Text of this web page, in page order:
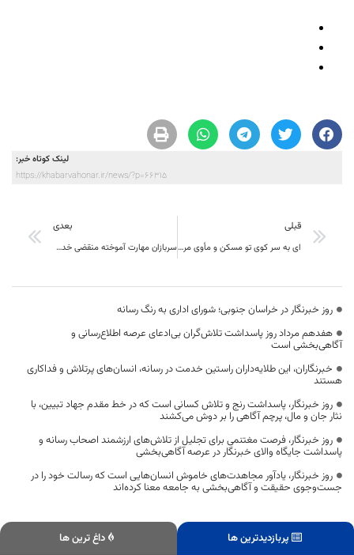
لینک کوتاه خبر:
https://khabarvahonar.ir/news/?p=66315
قبلی
ای به سر کوی تو مسکن و مأوی مرا خاک درت خوش‌تر از جنت اعلی مرا
بعدی
سربازان مهارت آموخته منقضی خدمت از سال 97 به بعد تسهیلات اشتغالزایی دریافت میکنند
روز خبرنگار در خراسان جنوبی؛ شورای اداری به رنگ رسانه
هفدهم مرداد روز پاسداشت تلاش‌گران بی‌ادعای عرصه اطلاع‌رسانی و
آگاهی‌بخشی است
خبرنگاران، این طلایه‌داران راستین خدمت در رسانه، انسان‌های پرتلاش و فداکاری
هستند
روز خبرنگار، پاسداشت رنج و تلاش کسانی است که در خط مقدم جهاد تبیین، با
نثار جان و مال، پرچم آگاهی را بر دوش می‌کشند
روز خبرنگار، فرصت مغتنمی برای تجلیل از تلاش‌های ارزشمند اصحاب رسانه و
پاسداشت جایگاه والای خبرنگار در عرصه آگاهی‌بخشی
روز خبرنگار، یادآور مجاهدت‌های خاموش انسان‌هایی است که رسالت خود را در
جست‌وجوی حقیقت و آگاهی‌بخشی به جامعه معنا کرده‌اند
پربازدیدترین ها داغ ترین ها